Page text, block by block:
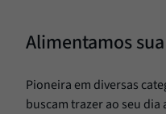
Alimentamos
Pioneira em diversas
buscam trazer ao seu